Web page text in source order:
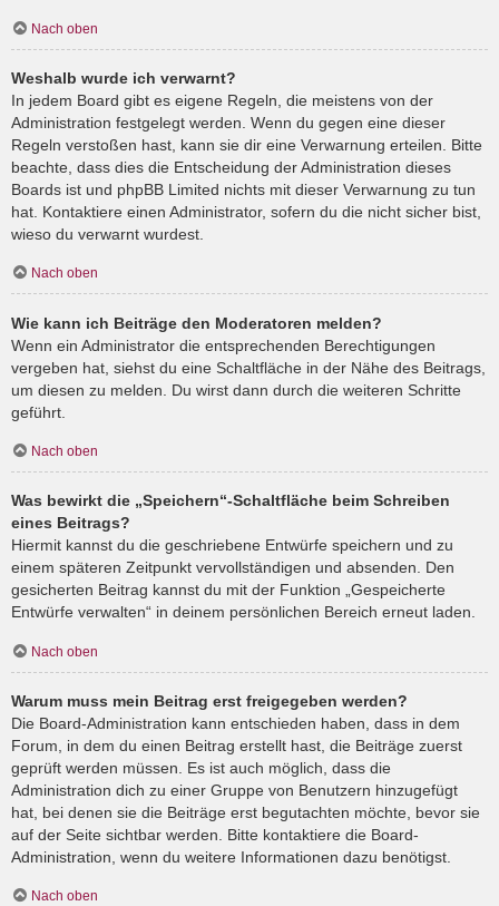
Nach oben
Weshalb wurde ich verwarnt?
In jedem Board gibt es eigene Regeln, die meistens von der
Administration festgelegt werden. Wenn du gegen eine dieser
Regeln verstoßen hast, kann sie dir eine Verwarnung erteilen. Bitte
beachte, dass dies die Entscheidung der Administration dieses
Boards ist und phpBB Limited nichts mit dieser Verwarnung zu tun
hat. Kontaktiere einen Administrator, sofern du die nicht sicher bist,
wieso du verwarnt wurdest.
Nach oben
Wie kann ich Beiträge den Moderatoren melden?
Wenn ein Administrator die entsprechenden Berechtigungen
vergeben hat, siehst du eine Schaltfläche in der Nähe des Beitrags,
um diesen zu melden. Du wirst dann durch die weiteren Schritte
geführt.
Nach oben
Was bewirkt die „Speichern“-Schaltfläche beim Schreiben
eines Beitrags?
Hiermit kannst du die geschriebene Entwürfe speichern und zu
einem späteren Zeitpunkt vervollständigen und absenden. Den
gesicherten Beitrag kannst du mit der Funktion „Gespeicherte
Entwürfe verwalten“ in deinem persönlichen Bereich erneut laden.
Nach oben
Warum muss mein Beitrag erst freigegeben werden?
Die Board-Administration kann entschieden haben, dass in dem
Forum, in dem du einen Beitrag erstellt hast, die Beiträge zuerst
geprüft werden müssen. Es ist auch möglich, dass die
Administration dich zu einer Gruppe von Benutzern hinzugefügt
hat, bei denen sie die Beiträge erst begutachten möchte, bevor sie
auf der Seite sichtbar werden. Bitte kontaktiere die Board-
Administration, wenn du weitere Informationen dazu benötigst.
Nach oben